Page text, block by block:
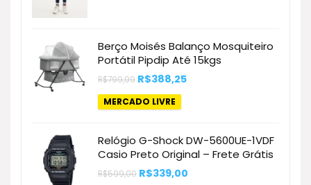
Berço Moisés Balanço Mosquiteiro
Portátil Pipdip Até 15kgs
R$799,99 O
original
era:
R$388,25O
MERCADO LIVRE
Relógio G-Shock DW-5600UE-1VDF
Casio Preto Original – Frete Grátis
R$599,00 O
R$339,00